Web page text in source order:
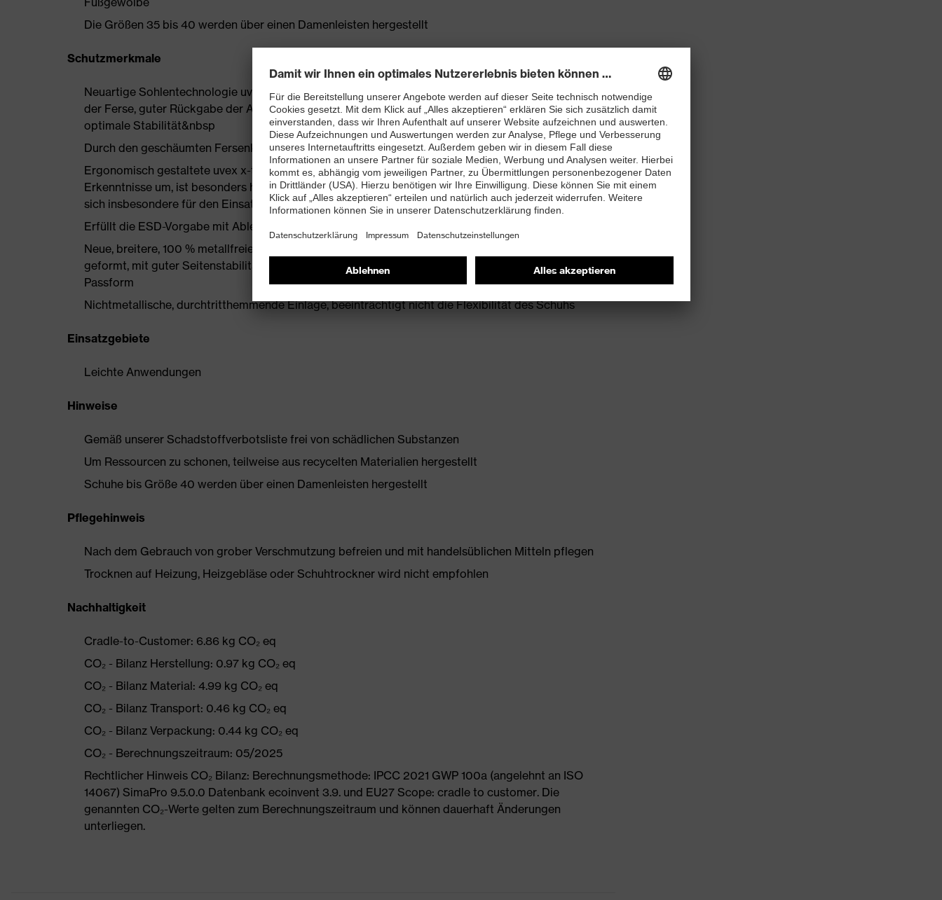
Die Größen 35 bis 40 werden über einen Damenleisten hergestellt
Schutzmerkmale
Neuartige Sohlentechnologie uvex i-PUREnrj mit besten Dämpfungseigenschaften im Vorfuß und
der Ferse, guter Rückgabe der Auftrittsenergie (Rebound) über die gesamte Zwischensohle und
optimale Stabilität&nbsp
Durch den geschäumten Fersenkorb
Ergonomisch gestaltete uvex x-tended grip TPU-Laufsohle setzt neueste biomechanische
Erkenntnisse um, ist besonders haltbar und dadurch sehr rutschhemmend, die Profilierung eignet
sich insbesondere für den Einsatz auf Industrieböden
Erfüllt die ESD-Vorgabe mit Ableitwiderstand kleiner 100 Megaohm
Neue, breitere, 100 % metallfreie uvex xenova®-Zehenschutzkappe – kompakt, anatomisch
geformt, mit guter Seitenstabilität und thermisch nicht leitend, für mehr Zehenfreiheit und optimale
Passform
Nichtmetallische, durchtritthemmende Einlage, beeinträchtigt nicht die Flexibilität des Schuhs
Einsatzgebiete
Leichte Anwendungen
Hinweise
Gemäß unserer Schadstoffverbotsliste frei von schädlichen Substanzen
Um Ressourcen zu schonen, teilweise aus recycelten Materialien hergestellt
Schuhe bis Größe 40 werden über einen Damenleisten hergestellt
Pflegehinweis
Nach dem Gebrauch von grober Verschmutzung befreien und mit handelsüblichen Mitteln pflegen
Trocknen auf Heizung, Heizgebläse oder Schuhtrockner wird nicht empfohlen
Nachhaltigkeit
Cradle-to-Customer: 6.86 kg CO₂ eq
CO₂ - Bilanz Herstellung: 0.97 kg CO₂ eq
CO₂ - Bilanz Material: 4.99 kg CO₂ eq
CO₂ - Bilanz Transport: 0.46 kg CO₂ eq
CO₂ - Bilanz Verpackung: 0.44 kg CO₂ eq
CO₂ - Berechnungszeitraum: 05/2025
Rechtlicher Hinweis CO₂ Bilanz: Berechnungsmethode: IPCC 2021 GWP 100a (angelehnt an ISO
14067) SimaPro 9.5.0.0 Datenbank ecoinvent 3.9. und EU27 Scope: cradle to customer. Die
genannten CO₂-Werte gelten zum Berechnungszeitraum und können dauerhaft Änderungen
unterliegen.